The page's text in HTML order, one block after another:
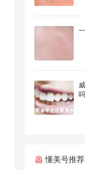
懂美号推荐